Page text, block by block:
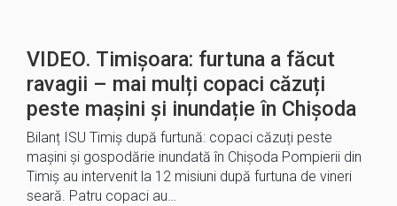
VIDEO. Timișoara: furtuna a făcut
ravagii – mai mulți copaci căzuți
peste mașini și inundație în Chișoda
Bilanț ISU Timiș după furtună: copaci căzuți peste
mașini și gospodărie inundată în Chișoda Pompierii din
Timiș au intervenit la 12 misiuni după furtuna de vineri
seară. Patru copaci au…